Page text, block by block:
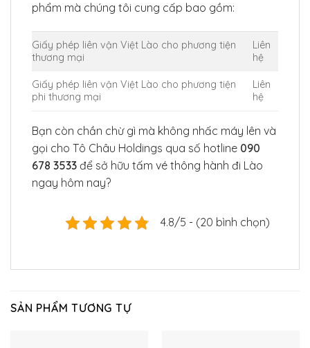
phẩm mà chúng tôi cung cấp bao gồm:
Giấy phép liên vận Việt Lào cho phương tiện
thương mại
Liên
hệ
Giấy phép liên vận Việt Lào cho phương tiện
phi thương mại
Liên
hệ
Bạn còn chần chừ gì mà không nhấc máy lên và
gọi cho Tô Châu Holdings qua số hotline 090
678 3533 để sở hữu tấm vé thông hành đi Lào
ngay hôm nay?
4.8/5 - (20 bình chọn)
SẢN PHẨM TƯƠNG TỰ